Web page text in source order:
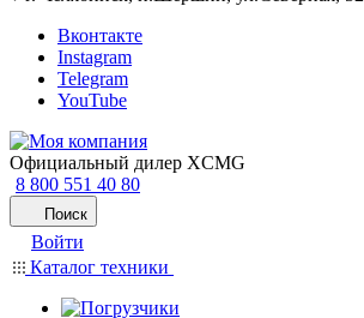
Вконтакте
Instagram
Telegram
YouTube
Официальный дилер XCMG
8 800 551 40 80
Поиск
Войти
Каталог техники